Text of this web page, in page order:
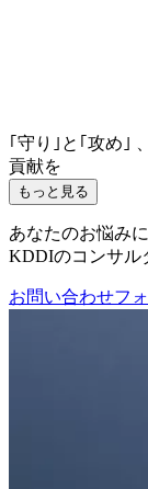
｢守り｣と｢攻め｣
貢献を
もっと見る
あなたのお悩み
KDDIのコンサル
お問い合わせフ